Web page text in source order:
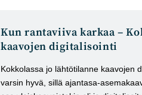
Kun rantaviiva karkaa –
kaavojen digitalisointi
Kokkolassa jo lähtötilanne kaavojen
varsin hyvä, sillä ajantasa-